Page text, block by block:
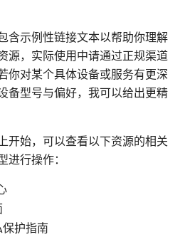
含示例性链接文本以帮助你理解
源，实际使用中请通过正规渠道
你对某个具体设备或服务有更深
备型号与偏好，我可以给出更精
开始，可以查看以下资源的相关
进行操作：
护指南